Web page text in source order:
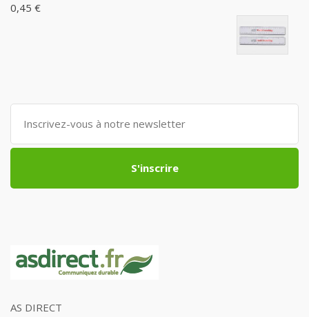
0,45 €
S'inscrire
AS DIRECT